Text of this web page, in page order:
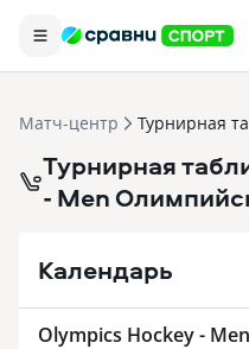
Матч-центр
Турнирная
- Men
Календарь
Olympics Hockey - Men